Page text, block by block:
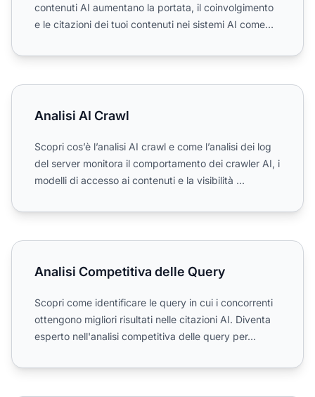
contenuti AI aumentano la portata, il coinvolgimento
e le citazioni dei tuoi contenuti nei sistemi AI come
Analisi AI Crawl
Analisi AI Crawl
Scopri cos’è l’analisi AI crawl e come l’analisi dei log
del server monitora il comportamento dei crawler AI, i
modelli di accesso ai contenuti e la visibilità ...
Analisi Competitiva delle Query
Analisi Competitiva delle Query
Scopri come identificare le query in cui i concorrenti
ottengono migliori risultati nelle citazioni AI. Diventa
esperto nell'analisi competitiva delle query per...